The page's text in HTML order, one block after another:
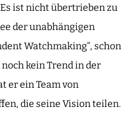
ist nicht übertrieben zu
der unabhängigen
Watchmaking“, schon
kein Trend in der
er ein Team von
die seine Vision teilen.